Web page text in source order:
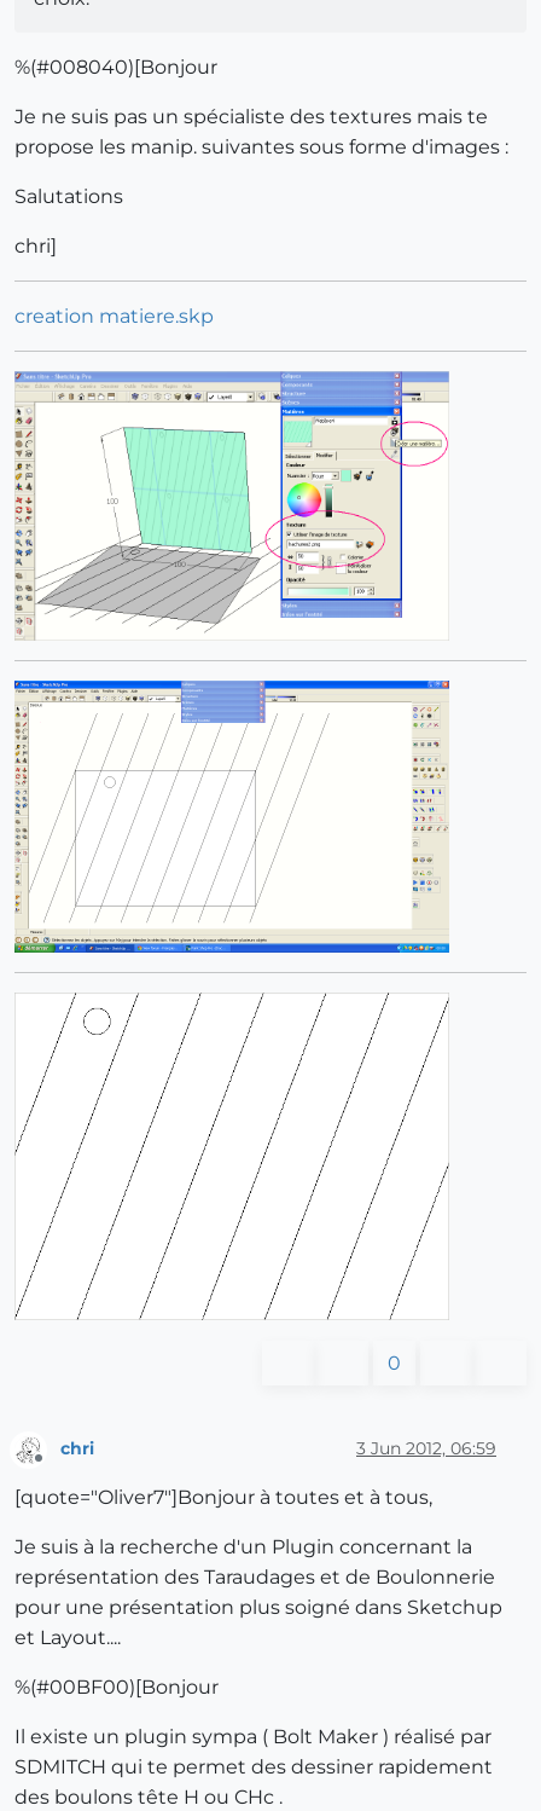
%(#008040)[Bonjour
Je ne suis pas un spécialiste des textures mais te
propose les manip. suivantes sous forme d'images :
Salutations
chri]
creation matiere.skp
0
chri 3 Jun 2012, 06:59
[quote="Oliver7"]Bonjour à toutes et à tous,
Je suis à la recherche d'un Plugin concernant la
représentation des Taraudages et de Boulonnerie
pour une présentation plus soigné dans Sketchup
et Layout....
%(#00BF00)[Bonjour
Il existe un plugin sympa ( Bolt Maker ) réalisé par
SDMITCH qui te permet des dessiner rapidement
des boulons tête H ou CHc .